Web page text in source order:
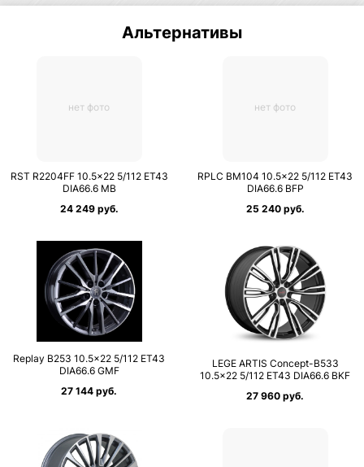
Альтернативы
нет фото
RST R2204FF 10.5×22 5/112 ET43
DIA66.6 MB
24 249 руб.
нет фото
RPLC BM104 10.5×22 5/112 ET43
DIA66.6 BFP
25 240 руб.
Replay B253 10.5×22 5/112 ET43
DIA66.6 GMF
27 144 руб.
LEGE ARTIS Concept-B533
10.5×22 5/112 ET43 DIA66.6 BKF
27 960 руб.